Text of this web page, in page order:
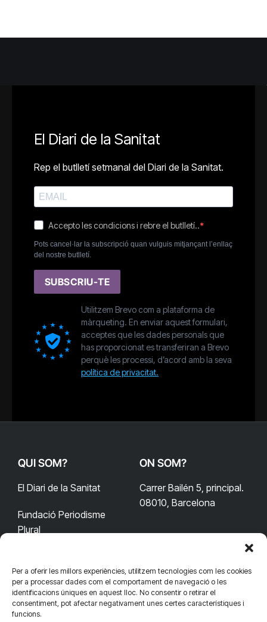
Per a oferir les millors experiències, utilitzem tecnologies com les cookies
per a processar dades com el comportament de navegació o les
identificacions úniques en aquest lloc. No consentir o retirar el
consentiment, pot afectar negativament unes certes característiques i
funcions.
El Diari de la Sanitat
Rep el butlletí setmanal del Diari de la Sanitat.
Accepto les condicions i rebre el butlletí..
Pots cancel·lar la subscripció quan vulguis mitjançant l’enllaç
del nostre butlletí.
SUBSCRIU-TE
Utilitzem Brevo com a plataforma de
màrqueting. En enviar aquest formulari,
acceptes que les dades personals que
has proporcionat es transferiran a Brevo
perquè les processi, d’acord amb la seva
política de privacitat.
QUI SOM?
El Diari de la Sanitat
Fundació Periodisme
Plural
ON SOM?
Carrer Bailén 5, principal.
08010, Barcelona
CONTACTA'NS
redaccio@diarisanitat.cat
CONNECTA